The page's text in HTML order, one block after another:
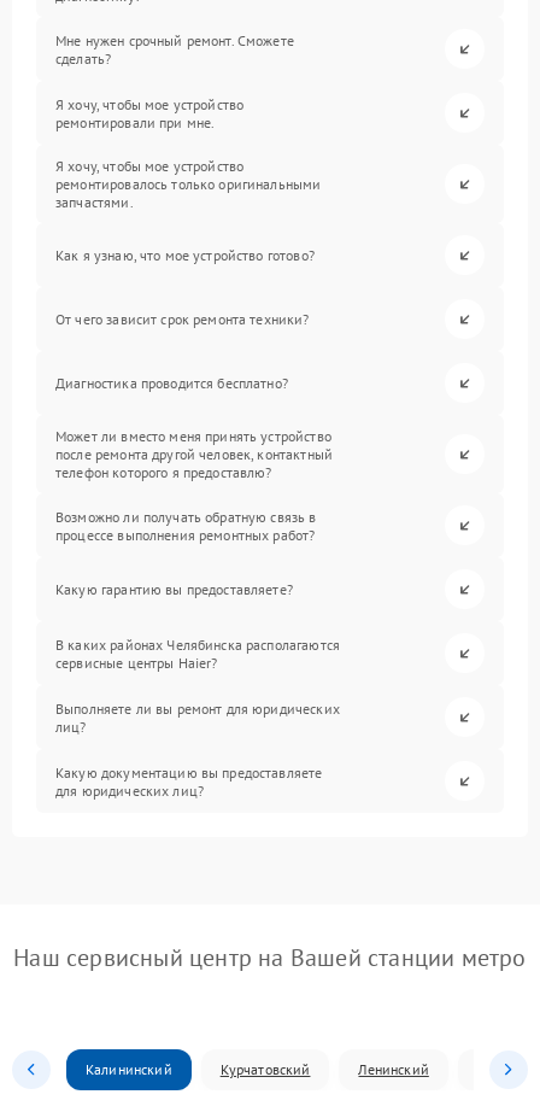
Мне нужен срочный ремонт. Сможете
сделать?
Я хочу, чтобы мое устройство
ремонтировали при мне.
Я хочу, чтобы мое устройство
ремонтировалось только оригинальными
запчастями.
Как я узнаю, что мое устройство готово?
От чего зависит срок ремонта техники?
Диагностика проводится бесплатно?
Может ли вместо меня принять устройство
после ремонта другой человек, контактный
телефон которого я предоставлю?
Возможно ли получать обратную связь в
процессе выполнения ремонтных работ?
Какую гарантию вы предоставляете?
В каких районах Челябинска располагаются
сервисные центры Haier?
Выполняете ли вы ремонт для юридических
лиц?
Какую документацию вы предоставляете
для юридических лиц?
Наш сервисный центр на Вашей станции метро
Калининский Курчатовский Ленинский